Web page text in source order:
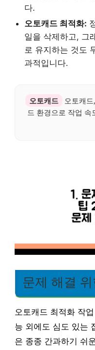
다.
오토캐드 최적화:
일을 삭제하고, 그
로 유지하는 것도
과적입니다.
오토캐드
오토캐
드 환경으로 작업 속
문제 해결
오토캐드 최적화 작
능 외에도 심도 있는
은 종종 간과하기 쉬